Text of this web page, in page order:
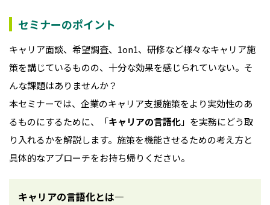
セミナーのポイント
キャリア面談、希望調査、1on1、研修など様々なキャリア施
策を講じているものの、十分な効果を感じられていない。そ
んな課題はありませんか？
本セミナーでは、企業のキャリア支援施策をより実効性のあ
るものにするために、「キャリアの言語化」を実務にどう取
り入れるかを解説します。施策を機能させるための考え方と
具体的なアプローチをお持ち帰りください。
キャリアの言語化とは―